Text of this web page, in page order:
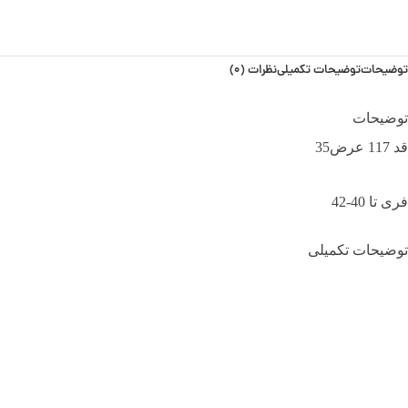
توضیحاتتوضیحات تکمیلینظرات (0)
توضیحات
قد 117 عرض35
فری تا 40-42
توضیحات تکمیلی